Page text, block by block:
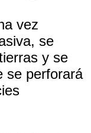
vez
se
y se
se perforará